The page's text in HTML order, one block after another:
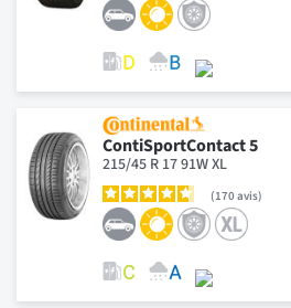
ContiSportContact 5
215/45 R 17 91W XL
170avis